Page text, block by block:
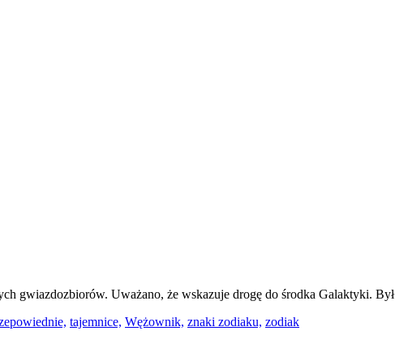
gwiazdozbiorów. Uważano, że wskazuje drogę do środka Galaktyki.
tajemnice, Wężownik, znaki zodiaku, zodiak